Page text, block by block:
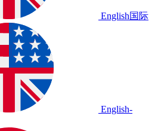
English国际
English-